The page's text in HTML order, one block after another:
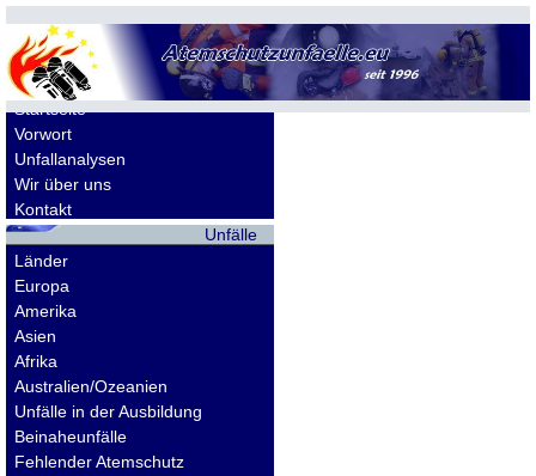
Allgemeines
Startseite
Vorwort
Unfallanalysen
Wir über uns
Kontakt
Unfälle
Länder
Europa
Amerika
Asien
Afrika
Australien/Ozeanien
Unfälle in der Ausbildung
Beinaheunfälle
Fehlender Atemschutz